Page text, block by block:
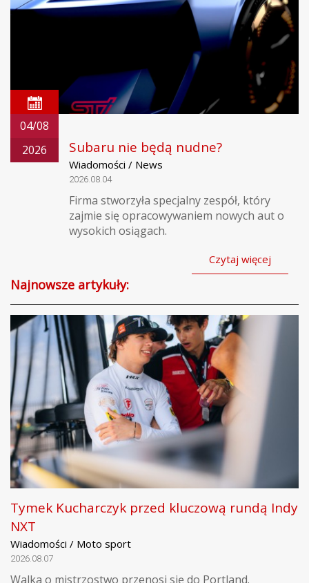
04/08
2026
Subaru nie będą nudne?
Wiadomości / News
2026.08.04
Firma stworzyła specjalny zespół, który
zajmie się opracowywaniem nowych aut o
wysokich osiągach.
Czytaj więcej
Najnowsze artykuły:
Tymek Kucharczyk przed kluczową rundą Indy
NXT
Wiadomości / Moto sport
2026.08.07
Walka o mistrzostwo przenosi się do Portland.